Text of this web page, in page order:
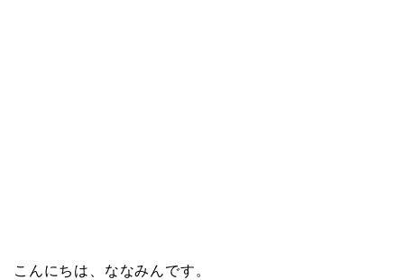
こんにちは、ななみんです。